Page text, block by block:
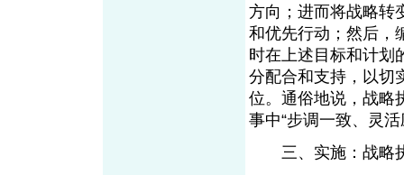
方向；进而将战略转
和优先行动；然后，
时在上述目标和计划
分配合和支持，以切
位。通俗地说，战略
事中“步调一致、
三、实施：战略